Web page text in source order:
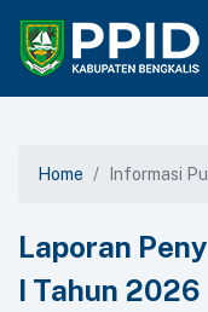
Home Informasi
Laporan
I Tahun 2026